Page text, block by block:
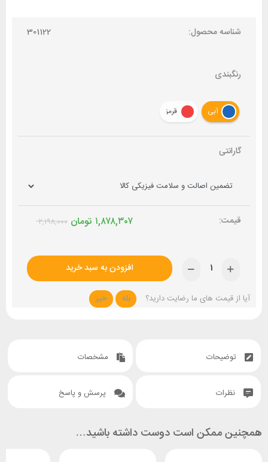
شناسه محصول: 301122
رنگبندی
آبی قرمز
گارانتی
۲,۱۹۸,۰۰۰ تومان ۱,۸۷۸,۳۰۷
افزودن به سبد خرید
آیا از قیمت های ما رضایت دارید؟ بله خیر
توضیحات مشخصات
نظرات پرسش و پاسخ
همچنین ممکن است دوست داشته باشید…